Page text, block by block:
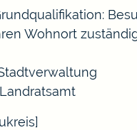
Wohnort